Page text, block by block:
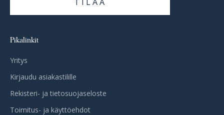
Pikalinkit
Yritys
Kirjaudu asiakastilille
Rekisteri- ja tietosuojaseloste
Toimitus- ja käyttöehdot